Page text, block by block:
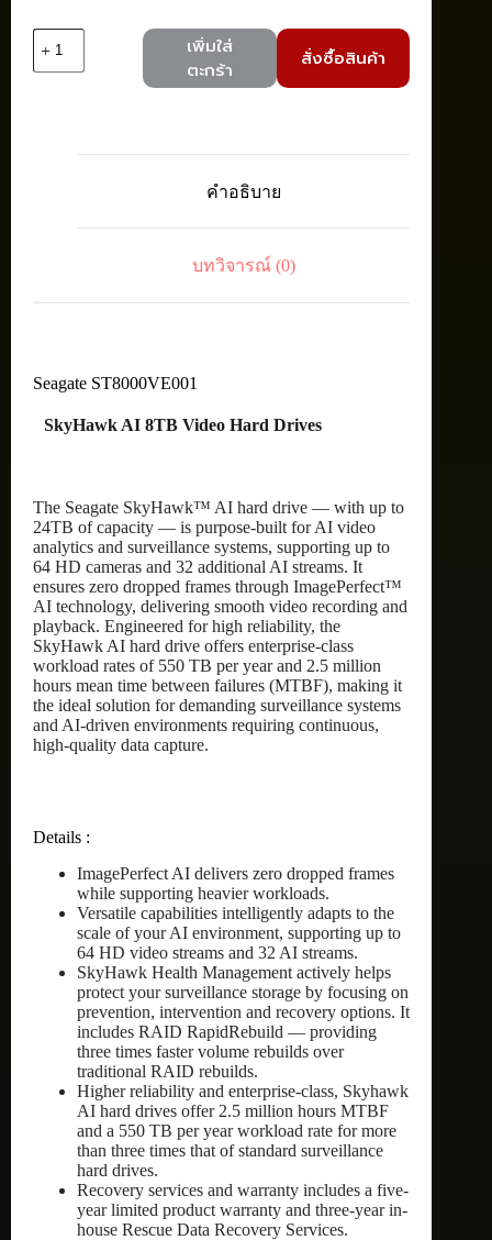
จำนวน
HDD3.5"
เพิ่มใส่
ตะกร้า
สั่งซื้อสินค้า
คำอธิบาย
บทวิจารณ์ (0)
Seagate ST8000VE001
SkyHawk AI 8TB Video Hard Drives
The Seagate SkyHawk™ AI hard drive — with up to
24TB of capacity — is purpose-built for AI video
analytics and surveillance systems, supporting up to
64 HD cameras and 32 additional AI streams. It
ensures zero dropped frames through ImagePerfect™
AI technology, delivering smooth video recording and
playback. Engineered for high reliability, the
SkyHawk AI hard drive offers enterprise-class
workload rates of 550 TB per year and 2.5 million
hours mean time between failures (MTBF), making it
the ideal solution for demanding surveillance systems
and AI-driven environments requiring continuous,
high-quality data capture.
Details :
ImagePerfect AI delivers zero dropped frames
while supporting heavier workloads.
Versatile capabilities intelligently adapts to the
scale of your AI environment, supporting up to
64 HD video streams and 32 AI streams.
SkyHawk Health Management actively helps
protect your surveillance storage by focusing on
prevention, intervention and recovery options. It
includes RAID RapidRebuild — providing
three times faster volume rebuilds over
traditional RAID rebuilds.
Higher reliability and enterprise-class, Skyhawk
AI hard drives offer 2.5 million hours MTBF
and a 550 TB per year workload rate for more
than three times that of standard surveillance
hard drives.
Recovery services and warranty includes a five-
year limited product warranty and three-year in-
house Rescue Data Recovery Services.